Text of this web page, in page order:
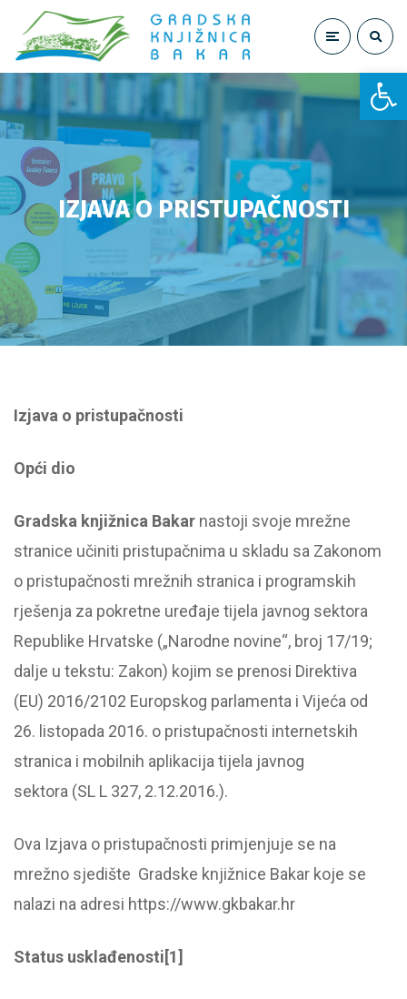
Open toolbar
IZJAVA O PRISTUPAČNOSTI
Izjava o pristupačnosti
Opći dio
Gradska knjižnica Bakar nastoji svoje mrežne
stranice učiniti pristupačnima u skladu sa Zakonom
o pristupačnosti mrežnih stranica i programskih
rješenja za pokretne uređaje tijela javnog sektora
Republike Hrvatske („Narodne novine“, broj 17/19;
dalje u tekstu: Zakon) kojim se prenosi Direktiva
(EU) 2016/2102 Europskog parlamenta i Vijeća od
26. listopada 2016. o pristupačnosti internetskih
stranica i mobilnih aplikacija tijela javnog
sektora (SL L 327, 2.12.2016.).
Ova Izjava o pristupačnosti primjenjuje se na
mrežno sjedište Gradske knjižnice Bakar koje se
nalazi na adresi https://www.gkbakar.hr
Status usklađenosti[1]